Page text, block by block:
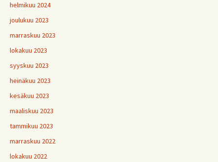
helmikuu 2024
joulukuu 2023
marraskuu 2023
lokakuu 2023
syyskuu 2023
heinäkuu 2023
kesäkuu 2023
maaliskuu 2023
tammikuu 2023
marraskuu 2022
lokakuu 2022